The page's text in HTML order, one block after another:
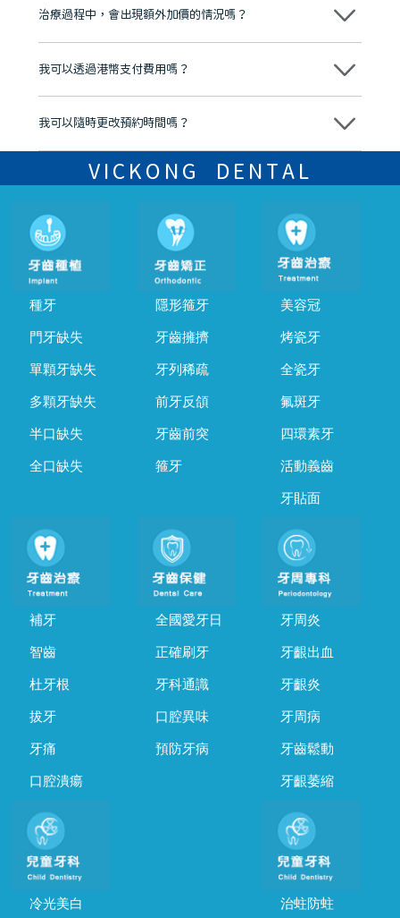
市市民極高的口碑評價及信任推薦 珠海、深圳設有八大分院，香港亦設
有咨詢及服務保障中心，有任何問題都可以隨時預約免費咨詢，讓人十
治療過程中，會出現額外加價的情況嗎？
不會，治療前我們會詳細說明治療方案及對應的價錢，顧客同意並簽字
我可以透過港幣支付費用嗎？
可以。維港口腔會按照當日匯率轉算收取費用，而匯率會及時告知客人
我可以隨時更改預約時間嗎？
可以，請盡早通過wechat或whatsapp聯絡我們，告知我們你原本預約
的時間及資料，並且重新預約的日期及時段
VICKONG DENTAL
種牙
門牙缺失
單顆牙缺失
多顆牙缺失
半口缺失
全口缺失
隱形箍牙
牙齒擁擠
牙列稀疏
前牙反頜
牙齒前突
箍牙
美容冠
烤瓷牙
全瓷牙
氟斑牙
四環素牙
活動義齒
牙貼面
補牙
智齒
杜牙根
拔牙
牙痛
口腔潰瘍
全國愛牙日
正確刷牙
牙科通識
口腔異味
預防牙病
牙周炎
牙齦出血
牙齦炎
牙周病
牙齒鬆動
牙齦萎縮
冷光美白 治蛀防蛀